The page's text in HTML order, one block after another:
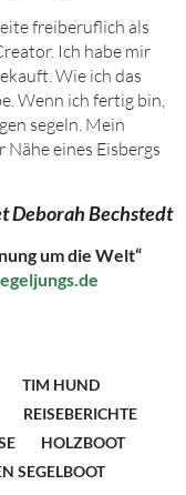
freiberuflich als
Ich habe mir
Wie ich das
Wenn ich fertig bin,
segeln. Mein
eines Eisbergs
Deborah Bechstedt
um die Welt“
TIM HUND
REISEBERICHTE
HOLZBOOT
SEGELBOOT